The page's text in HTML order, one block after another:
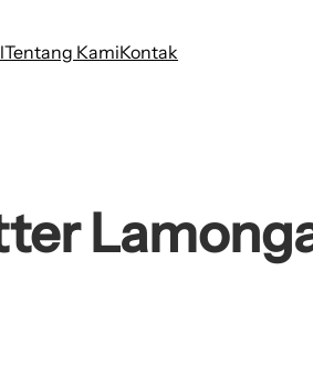
Tentang KamiKontak